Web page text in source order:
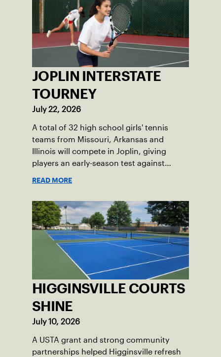
JOPLIN INTERSTATE
TOURNEY
July 22, 2026
A total of 32 high school girls' tennis
teams from Missouri, Arkansas and
Illinois will compete in Joplin, giving
players an early-season test against
READ MORE
HIGGINSVILLE COURTS
SHINE
July 10, 2026
A USTA grant and strong community
partnerships helped Higginsville refresh